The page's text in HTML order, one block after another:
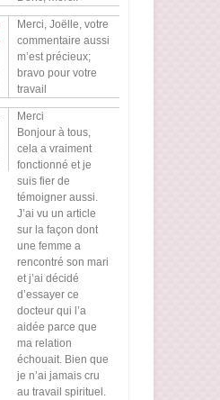
Merci, Joëlle, votre
commentaire aussi
m’est précieux;
bravo pour votre
travail
Merci
Bonjour à tous,
cela a vraiment
fonctionné et je
suis fier de
témoigner aussi.
J’ai vu un article
sur la façon dont
une femme a
rencontré son mari
et j’ai décidé
d’essayer ce
docteur qui l’a
aidée parce que
ma relation
échouait. Bien que
je n’ai jamais cru
au travail spirituel.